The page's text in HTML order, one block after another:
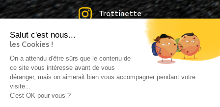
Salut c'est nous...
les Cookies !
On a attendu d'être sûrs que le contenu de
ce site vous intéresse avant de vous
déranger, mais on aimerait bien vous accompagner pendant votre
visite...
C'est OK pour vous ?
Trottinette
Roller